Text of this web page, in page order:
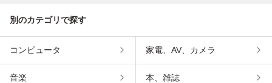
別のカテゴリで探す
コンピュータ 家電、AV、カメラ
音楽 本、雑誌